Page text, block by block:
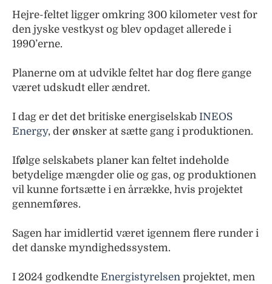
Hejre-feltet ligger omkring 300 kilometer vest for
den jyske vestkyst og blev opdaget allerede i
1990’erne.
Planerne om at udvikle feltet har dog flere gange
været udskudt eller ændret.
I dag er det det britiske energiselskab INEOS
Energy, der ønsker at sætte gang i produktionen.
Ifølge selskabets planer kan feltet indeholde
betydelige mængder olie og gas, og produktionen
vil kunne fortsætte i en årrække, hvis projektet
gennemføres.
Sagen har imidlertid været igennem flere runder i
det danske myndighedssystem.
I 2024 godkendte Energistyrelsen projektet, men